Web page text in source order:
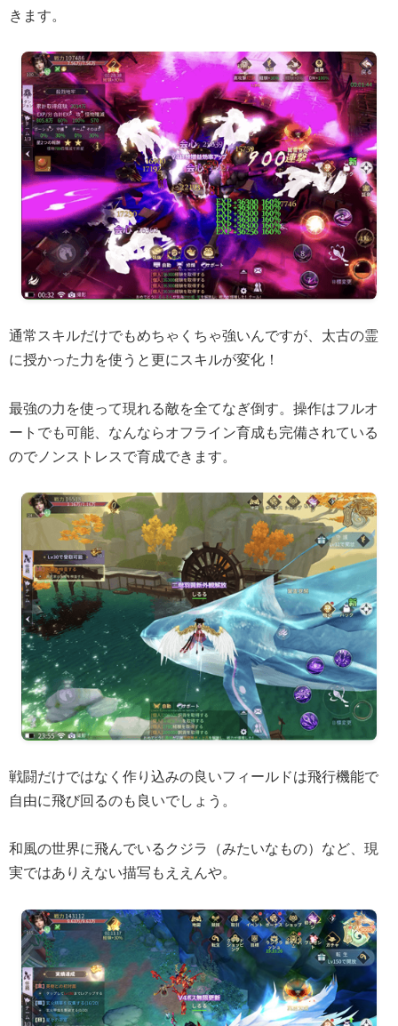
きます。
通常スキルだけでもめちゃくちゃ強いんですが、太古の霊
に授かった力を使うと更にスキルが変化！
最強の力を使って現れる敵を全てなぎ倒す。操作はフルオ
ートでも可能、なんならオフライン育成も完備されている
のでノンストレスで育成できます。
戦闘だけではなく作り込みの良いフィールドは飛行機能で
自由に飛び回るのも良いでしょう。
和風の世界に飛んでいるクジラ（みたいなもの）など、現
実ではありえない描写もええんや。